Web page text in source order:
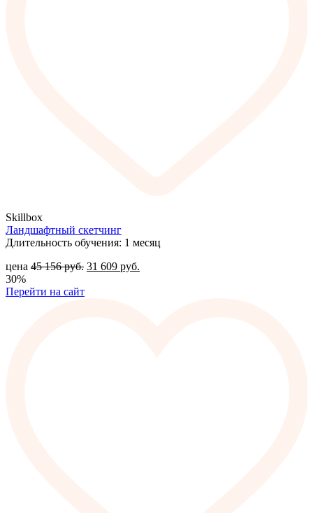
Skillbox
Ландшафтный скетчинг
Длительность обучения: 1 месяц
цена 45 156руб. 31 609 руб.
30%
Перейти на сайт